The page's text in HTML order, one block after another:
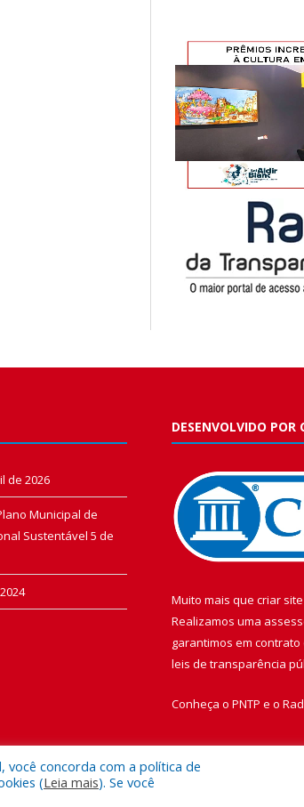
de 2026
Municipal de
Sustentável 5 de
DESENVOLVIDO POR
Muito mais que criar site
Realizamos uma
garantimos em
leis de transparência
Conheça o PNTP e o
você concorda com a política de
(Leia mais). Se você